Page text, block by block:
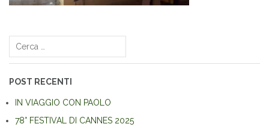
articoli
Ricerca
POST RECENTI
IN VIAGGIO CON PAOLO
78° FESTIVAL DI CANNES 2025